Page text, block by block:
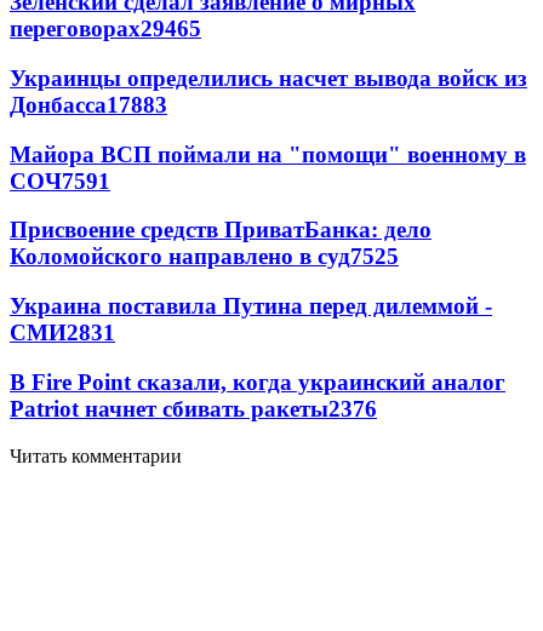
переговорах29465
Украинцы определились насчет вывода войск из
Донбасса17883
Майора ВСП поймали на "помощи" военному в
СОЧ7591
Присвоение средств ПриватБанка: дело
Коломойского направлено в суд7525
Украина поставила Путина перед дилеммой -
СМИ2831
В Fire Point сказали, когда украинский аналог
Patriot начнет сбивать ракеты2376
Читать комментарии